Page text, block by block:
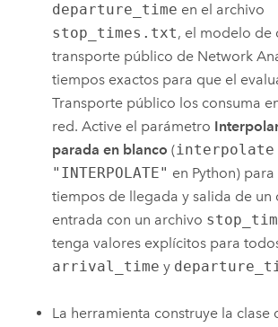
departure_time en el archivo
stop_times.txt, el modelo de
transporte público de Network
tiempos exactos para que el
Transporte público los consuma
red. Active el parámetro
parada en blanco (interpolate
"INTERPOLATE" en Python)
tiempos de llegada y salida de un
entrada con un archivo
tenga valores explícitos para
arrival_time y
La herramienta construye la clase